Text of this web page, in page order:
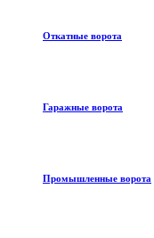
Откатные ворота
Гаражные ворота
Промышленные ворота